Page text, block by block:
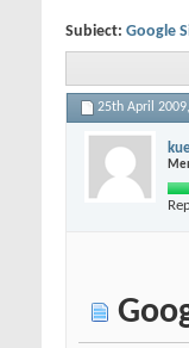
Subiect: Google
25th April 2009,